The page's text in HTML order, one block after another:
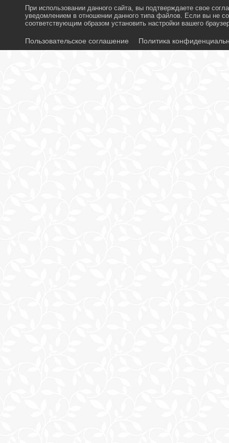
При использовании данного сайта, вы подтверждаете свое
уведомлением в отношении данного типа файлов. Если вы не
соответствующим образом установить настройки вашего
Пользовательское соглашение Политика